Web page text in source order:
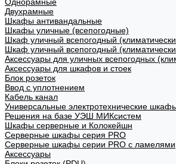
Двухрамные
Шкафы антивандальные
Шкафы уличные (всепогодные)
Шкаф уличный всепогодный
Шкаф уличный всепогодный
Аксессуары для уличных всепогодных
Аксессуары для шкафов и стоек
Блок розеток
Ввод с уплотнением
Кабель канал
Универсальные электротехнические
Решения на базе УЭШ МИКсистем
Шкафы серверные и Колокейшн
Серверные шкафы серия PRO
Серверные шкафы серии PRO с ламелями
Аксессуары